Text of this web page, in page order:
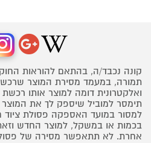
קונה נכבד/ה, בהתאם להוראות
תמורה, במעמד מסירת המוצר
ואלקטרונית דומה למוצר אותו
תימסר למוביל שיספק לך את
למסור במועד האספקה פסולת ציוד
בכמות או במשקל, למוצר החדש
אחרת. לא תתאפשר מסירה של